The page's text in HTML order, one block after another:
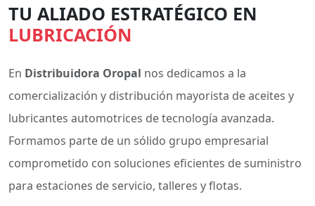
TU ALIADO ESTRATÉGICO EN
LUBRICACIÓN
En Distribuidora Oropal nos dedicamos a la
comercialización y distribución mayorista de aceites y
lubricantes automotrices de tecnología avanzada.
Formamos parte de un sólido grupo empresarial
comprometido con soluciones eficientes de suministro
para estaciones de servicio, talleres y flotas.